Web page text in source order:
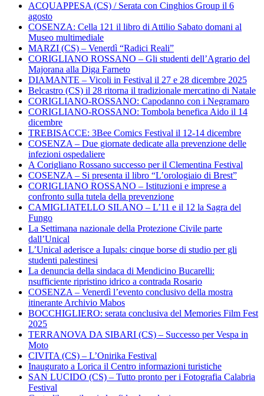
ACQUAPPESA (CS) / Serata con Cinghios Group il 6
agosto
COSENZA: Cella 121 il libro di Attilio Sabato domani al
Museo multimediale
MARZI (CS) – Venerdì “Radici Reali”
CORIGLIANO ROSSANO – Gli studenti dell’Agrario del
Majorana alla Diga Farneto
DIAMANTE – Vicoli in Festival il 27 e 28 dicembre 2025
Belcastro (CS) il 28 ritorna il tradizionale mercatino di Natale
CORIGLIANO-ROSSANO: Capodanno con i Negramaro
CORIGLIANO-ROSSANO: Tombola benefica Aido il 14
dicembre
TREBISACCE: 3Bee Comics Festival il 12-14 dicembre
COSENZA – Due giornate dedicate alla prevenzione delle
infezioni ospedaliere
A Corigliano Rossano successo per il Clementina Festival
COSENZA – Si presenta il libro “L’orologiaio di Brest”
CORIGLIANO ROSSANO – Istituzioni e imprese a
confronto sulla tutela della prevenzione
CAMIGLIATELLO SILANO – L’11 e il 12 la Sagra del
Fungo
La Settimana nazionale della Protezione Civile parte
dall’Unical
L’Unical aderisce a Iupals: cinque borse di studio per gli
studenti palestinesi
La denuncia della sindaca di Mendicino Bucarelli:
nsufficiente ripristino idrico a contrada Rosario
COSENZA – Venerdì l’evento conclusivo della mostra
itinerante Archivio Mabos
BOCCHIGLIERO: serata conclusiva del Memories Film Fest
2025
TERRANOVA DA SIBARI (CS) – Successo per Vespa in
Moto
CIVITA (CS) – L’Onirika Festival
Inaugurato a Lorica il Centro informazioni turistiche
SAN LUCIDO (CS) – Tutto pronto per i Fotografia Calabria
Festival